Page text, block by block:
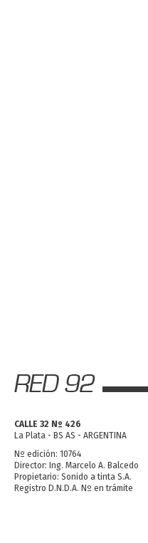
CALLE 32 Nº 426
La Plata - BS AS - ARGENTINA
Nº edición: 10764
Director: Ing. Marcelo A. Balcedo
Propietario: Sonido a tinta S.A.
Registro D.N.D.A. Nº en trámite